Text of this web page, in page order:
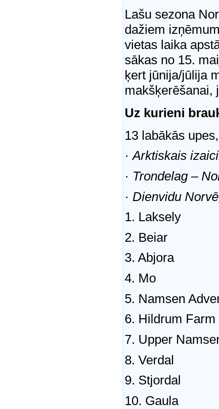
Lašu sezona
dažiem
vietas laika
sākas no 15.
ķert jūnija/jūlija
makšķerēšanai,
Uz kurieni
13 labākās
·Arktiskais
· Trondelag –
· Dienvidu
1. Laksely
2. Beiar
3. Abjora
4. Mo
5. Namsen
6. Hildrum Farm
7. Upper
8. Verdal
9. Stjordal
10. Gaula